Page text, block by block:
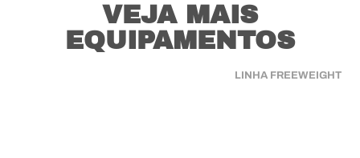
VEJA MAIS
EQUIPAMENTOS
LINHA FREEWEIGHT